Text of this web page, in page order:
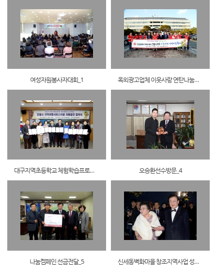
여성자원봉사자대회_1 옥외광고업체 이웃사랑 연탄나눔행사_1
대구지역초등학교 체험학습프로그램 업무체결_36 오승환선수방문_4
나눔켐페인 선금전달_5 신세동벽화마을 창조지역사업 성과보고회_2